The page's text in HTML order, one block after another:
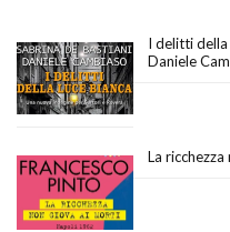
I delitti della
Daniele
La